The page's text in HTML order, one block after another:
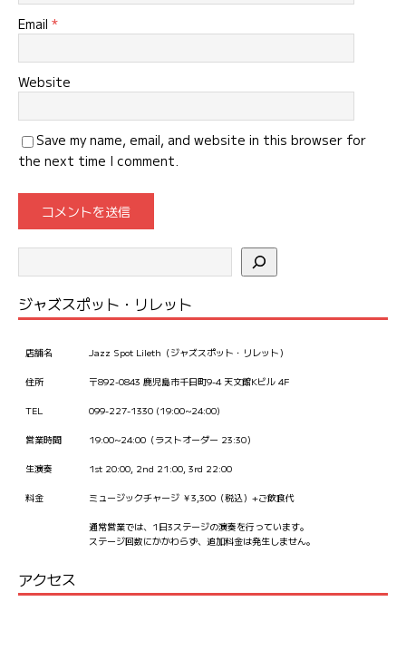
Email *
Website
Save my name, email, and website in this browser for
the next time I comment.
ジャズスポット・リレット
店舗名 Jazz Spot Lileth（ジャズスポット・リレット）
住所 〒892-0843 鹿児島市千日町9-4 天文館Kビル 4F
TEL 099-227-1330 (19:00~24:00)
営業時間 19:00~24:00（ラストオーダー 23:30）
生演奏 1st 20:00, 2nd 21:00, 3rd 22:00
料金 ミュージックチャージ ￥3,300（税込）+ご飲食代
通常営業では、1日3ステージの演奏を行っています。
ステージ回数にかかわらず、追加料金は発生しません。
アクセス